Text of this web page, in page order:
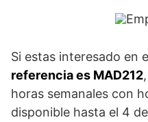
Si estas interesado en
referencia es MAD212
horas semanales con
disponible hasta el 4